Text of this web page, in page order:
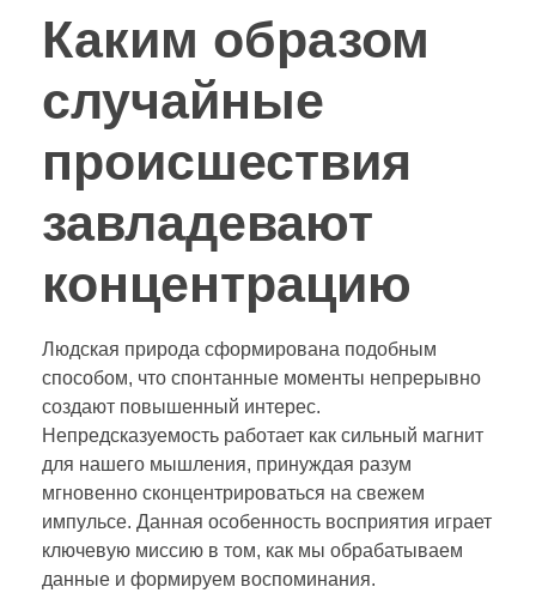
Каким образом
случайные
происшествия
завладевают
концентрацию
Людская природа сформирована подобным
способом, что спонтанные моменты непрерывно
создают повышенный интерес.
Непредсказуемость работает как сильный магнит
для нашего мышления, принуждая разум
мгновенно сконцентрироваться на свежем
импульсе. Данная особенность восприятия играет
ключевую миссию в том, как мы обрабатываем
данные и формируем воспоминания.